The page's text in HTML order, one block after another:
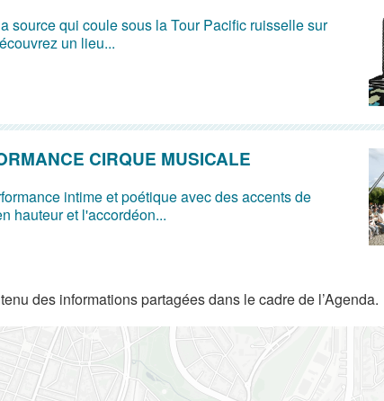
source qui coule sous la Tour Pacific ruisselle sur
un lieu...
CIRQUE MUSICALE
intime et poétique avec des accents de
hauteur et l'accordéon...
des informations partagées dans le cadre de l’Agenda.